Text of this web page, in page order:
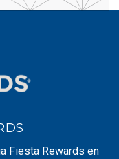
Fiesta Rewards en